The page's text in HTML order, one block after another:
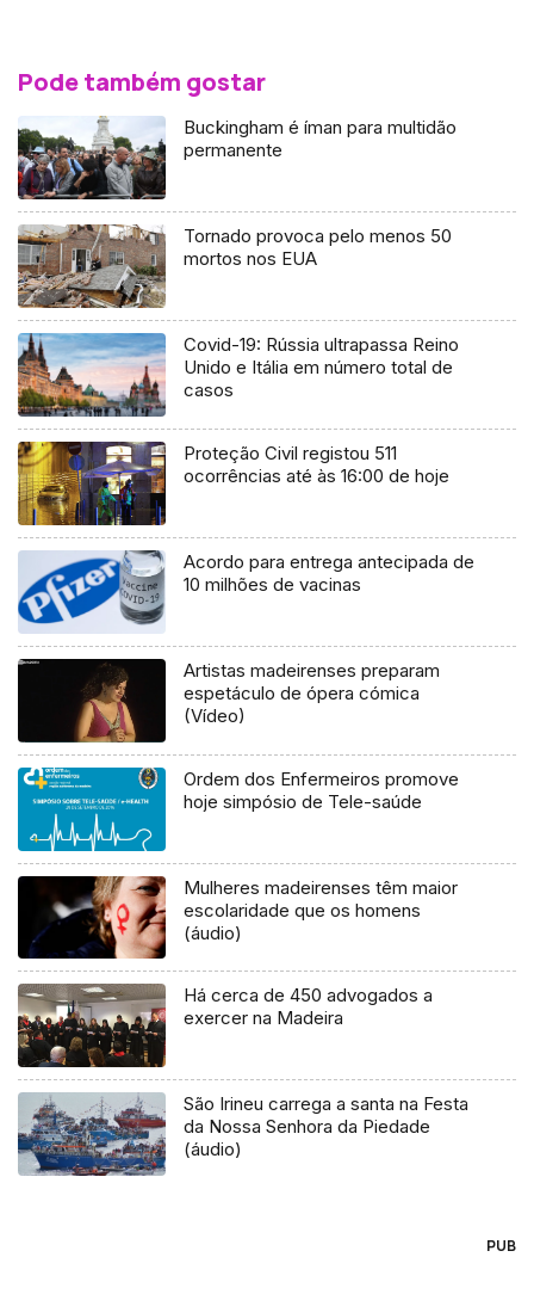
Pode também gostar
Buckingham é íman para multidão
permanente
Tornado provoca pelo menos 50
mortos nos EUA
Covid-19: Rússia ultrapassa Reino
Unido e Itália em número total de
casos
Proteção Civil registou 511
ocorrências até às 16:00 de hoje
Acordo para entrega antecipada de
10 milhões de vacinas
Artistas madeirenses preparam
espetáculo de ópera cómica
(Vídeo)
Ordem dos Enfermeiros promove
hoje simpósio de Tele-saúde
Mulheres madeirenses têm maior
escolaridade que os homens
(áudio)
Há cerca de 450 advogados a
exercer na Madeira
São Irineu carrega a santa na Festa
da Nossa Senhora da Piedade
(áudio)
PUB